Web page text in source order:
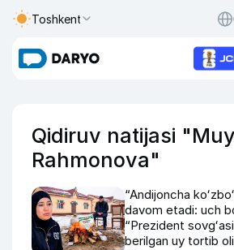
Toshkent
Qidiruv natijasi
Rahmonova"
“Andijoncha
davom etadi: uch
“Prezident
berilgan uy tortib